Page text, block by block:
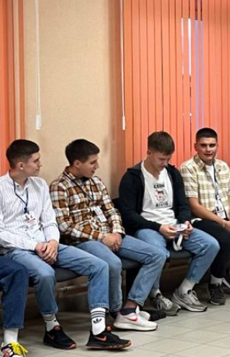
© Белорусский
Адрес: пр-т Победителей, 105, г.
Телефон: +375 17 373
E-mail: